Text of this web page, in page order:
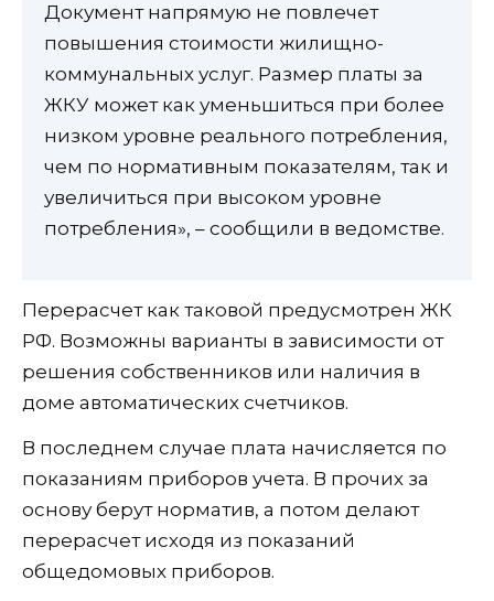
Документ напрямую не повлечет
повышения стоимости жилищно-
коммунальных услуг. Размер платы за
ЖКУ может как уменьшиться при более
низком уровне реального потребления,
чем по нормативным показателям, так и
увеличиться при высоком уровне
потребления», – сообщили в ведомстве.
Перерасчет как таковой предусмотрен ЖК
РФ. Возможны варианты в зависимости от
решения собственников или наличия в
доме автоматических счетчиков.
В последнем случае плата начисляется по
показаниям приборов учета. В прочих за
основу берут норматив, а потом делают
перерасчет исходя из показаний
общедомовых приборов.